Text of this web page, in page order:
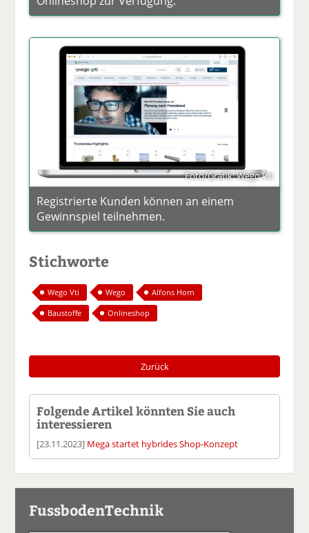
Foto/Grafik: Wego Vti
Registrierte Kunden können an einem
Gewinnspiel teilnehmen.
Stichworte
Wego Vti Wego
Alfons Horn
Baustoffe
Onlineshop
Zurück
Folgende Artikel könnten Sie auch
interessieren
[23.11.2023] Mega startet hybrides Shop-Konzept
FussbodenTechnik